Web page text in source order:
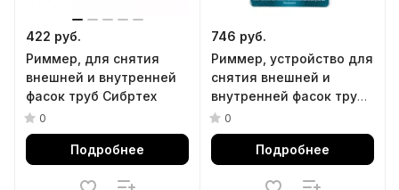
422 руб.
Риммер, для снятия
внешней и внутренней
фасок труб Сибртех
0
Подробнее
746 руб.
Риммер, устройство для
снятия внешней и
внутренней фасок труб
Gross
0
Подробнее